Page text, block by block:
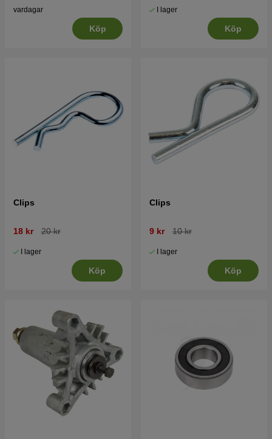
vardagar
Köp
I lager
Köp
Clips
18 kr 20 kr
I lager
Köp
Clips
9 kr 10 kr
I lager
Köp